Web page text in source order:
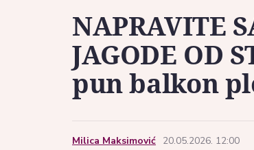
NAPRAVITE
JAGODE OD
pun balkon
Milica Maksimović 20.05.2026. 12:00